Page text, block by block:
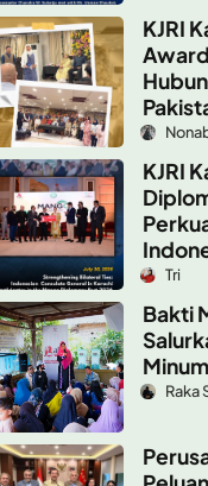
KJRI
KJRI
Tri
Bakti
Raka